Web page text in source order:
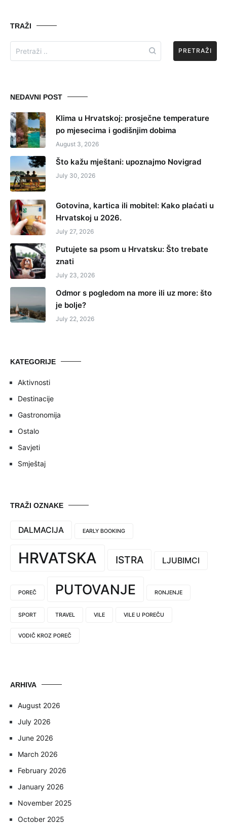
TRAŽI
Search
for:
NEDAVNI POST
Klima u Hrvatskoj: prosječne temperature
po mjesecima i godišnjim dobima
August 3, 2026
Što kažu mještani: upoznajmo Novigrad
July 30, 2026
Gotovina, kartica ili mobitel: Kako plaćati u
Hrvatskoj u 2026.
July 27, 2026
Putujete sa psom u Hrvatsku: Što trebate
znati
July 23, 2026
Odmor s pogledom na more ili uz more: što
je bolje?
July 22, 2026
KATEGORIJE
Aktivnosti
Destinacije
Gastronomija
Ostalo
Savjeti
Smještaj
TRAŽI OZNAKE
DALMACIJA EARLY BOOKING
HRVATSKA ISTRA LJUBIMCI
POREČ PUTOVANJE RONJENJE
SPORT TRAVEL VILE VILE U POREČU
VODIČ KROZ POREČ
ARHIVA
August 2026
July 2026
June 2026
March 2026
February 2026
January 2026
November 2025
October 2025